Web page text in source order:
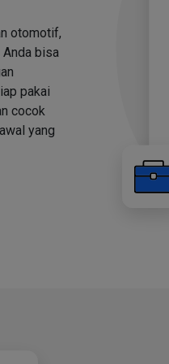
otomotif,
Anda bisa
pakai
cocok
yang